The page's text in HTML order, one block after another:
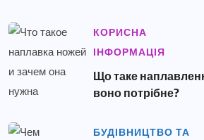
КОРИСНА
ІНФОРМАЦІЯ
Що таке
воно потрібне?
БУДІВНИЦТВО ТА